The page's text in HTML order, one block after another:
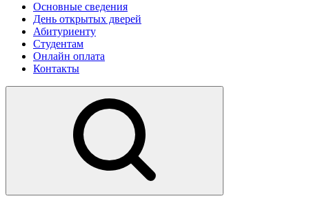
Основные сведения
День открытых дверей
Абитуриенту
Студентам
Онлайн оплата
Контакты